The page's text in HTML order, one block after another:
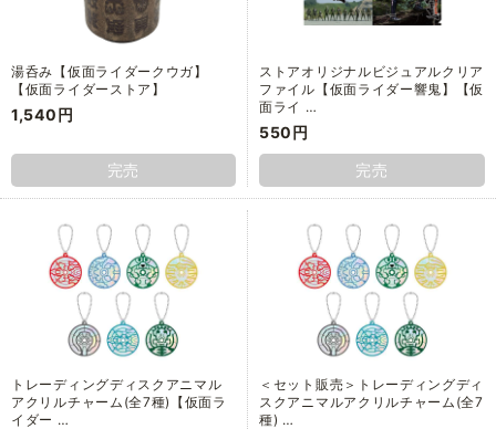
湯呑み【仮面ライダークウガ】
【仮面ライダーストア】
1,540円
完売
ストアオリジナルビジュアルクリア
ファイル【仮面ライダー響鬼】【仮
面ライ …
550円
完売
トレーディングディスクアニマル
アクリルチャーム(全7種)【仮面ラ
イダー …
＜セット販売＞トレーディングディ
スクアニマルアクリルチャーム(全7
種) …